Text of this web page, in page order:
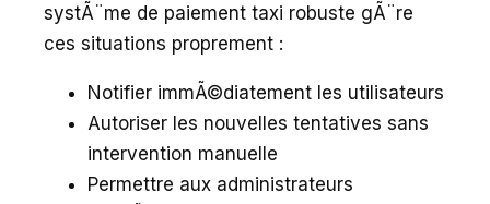
systÃ¨me de paiement taxi robuste gÃ¨re
ces situations proprement :
Notifier immÃ©diatement les utilisateurs
Autoriser les nouvelles tentatives sans
intervention manuelle
Permettre aux administrateurs